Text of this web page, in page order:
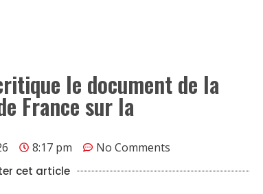
le document de la
France sur la
8:17 pm No Comments
cet article